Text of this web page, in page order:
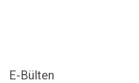
E-Bülten